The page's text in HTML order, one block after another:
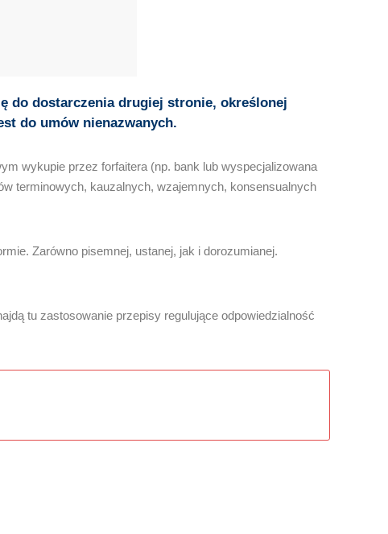
do dostarczenia drugiej stronie, określonej
do umów nienazwanych.
wykupie przez forfaitera (np. bank lub wyspecjalizowana
terminowych, kauzalnych, wzajemnych, konsensualnych
Zarówno pisemnej, ustanej, jak i dorozumianej.
tu zastosowanie przepisy regulujące odpowiedzialność